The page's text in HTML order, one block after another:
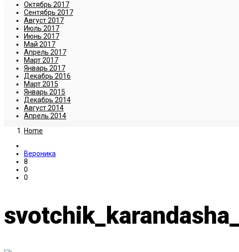
Октябрь 2017
Сентябрь 2017
Август 2017
Июль 2017
Июнь 2017
Май 2017
Апрель 2017
Март 2017
Январь 2017
Декабрь 2016
Март 2015
Январь 2015
Декабрь 2014
Август 2014
Апрель 2014
Home
Вероника
8
0
0